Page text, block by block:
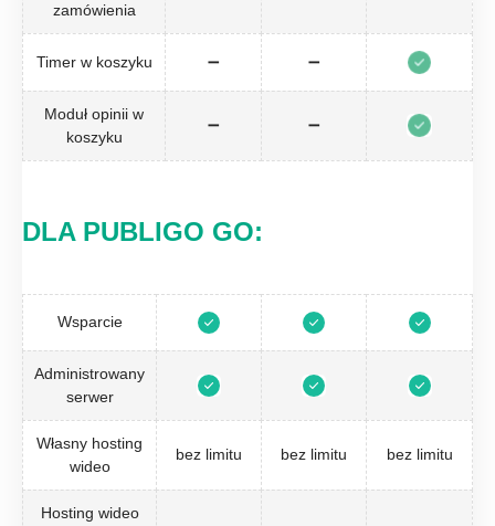
zamówienia
Timer w koszyku ➖ ➖
Moduł opinii w
koszyku
➖ ➖
DLA PUBLIGO GO:
Wsparcie
Administrowany
serwer
Własny hosting
wideo
bez limitu bez limitu bez limitu
Hosting wideo